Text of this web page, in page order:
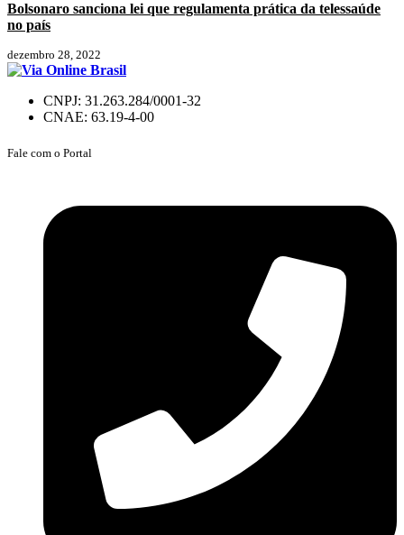
Bolsonaro sanciona lei que regulamenta prática da telessaúde
no país
dezembro 28, 2022
CNPJ: 31.263.284/0001-32
CNAE: 63.19-4-00
Fale com o Portal